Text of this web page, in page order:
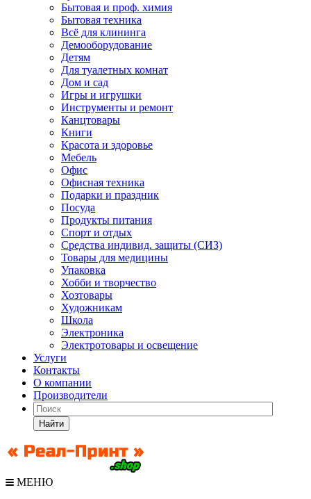
Бытовая и проф. химия
Бытовая техника
Всё для клининга
Демооборудование
Детям
Для туалетных комнат
Дом и сад
Игры и игрушки
Инструменты и ремонт
Канцтовары
Книги
Красота и здоровье
Мебель
Офис
Офисная техника
Подарки и праздник
Посуда
Продукты питания
Спорт и отдых
Средства индивид. защиты (СИЗ)
Товары для медицины
Упаковка
Хобби и творчество
Хозтовары
Художникам
Школа
Электроника
Электротовары и освещение
Услуги
Контакты
О компании
Производители
Найти
МЕНЮ